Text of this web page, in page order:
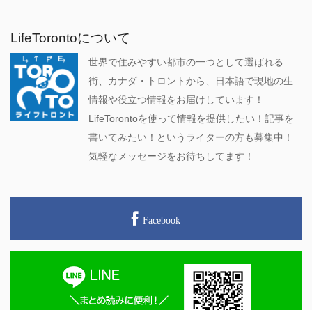
LifeTorontoについて
世界で住みやすい都市の一つとして選ばれる
街、カナダ・トロントから、日本語で現地の生
情報や役立つ情報をお届けしています！
LifeTorontoを使って情報を提供したい！記事を
書いてみたい！というライターの方も募集中！
気軽なメッセージをお待ちしてます！
Facebook